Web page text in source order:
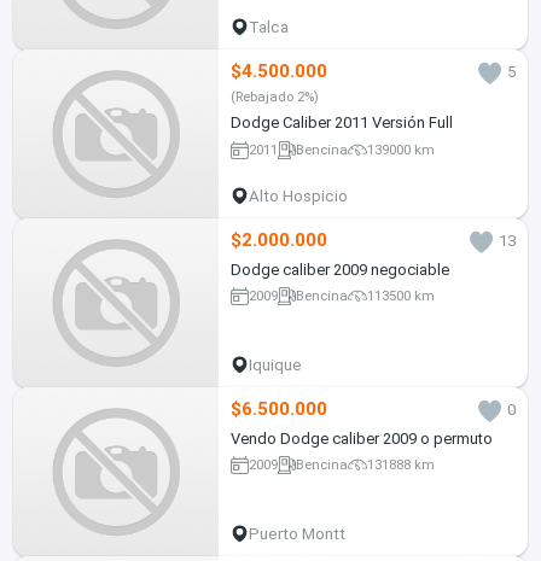
Talca
$4.500.000 5
(Rebajado 2%)
Dodge Caliber 2011 Versión Full
2011 Bencina 139000 km
Alto Hospicio
$2.000.000
13
Dodge caliber 2009 negociable
2009 Bencina 113500 km
Iquique
$6.500.000
0
Vendo Dodge caliber 2009 o permuto
2009 Bencina 131888 km
Puerto Montt